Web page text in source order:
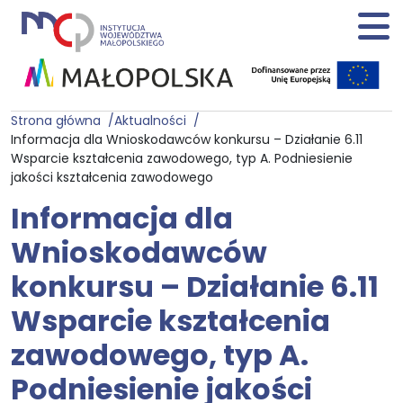
Strona główna
Aktualności
Informacja dla Wnioskodawców konkursu – Działanie 6.11
Wsparcie kształcenia zawodowego, typ A. Podniesienie
jakości kształcenia zawodowego
Informacja dla
Wnioskodawców
konkursu – Działanie 6.11
Wsparcie kształcenia
zawodowego, typ A.
Podniesienie jakości